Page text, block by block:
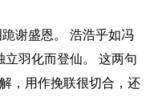
谢盛恩。 浩浩乎如冯
立羽化而登仙。 这两句
，用作挽联很切合，还